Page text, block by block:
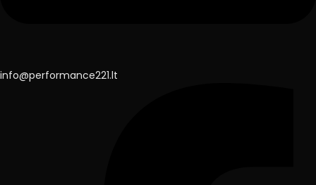
info@performance221.lt